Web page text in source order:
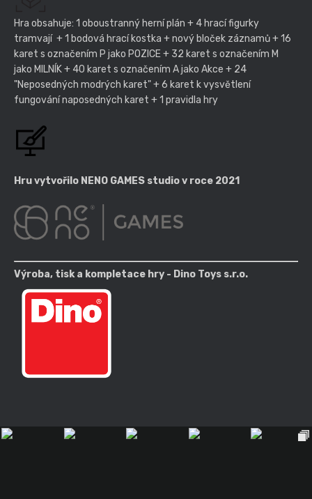
Hra obsahuje: 1 oboustranný herní plán + 4 hrací figurky
tramvají + 1 bodová hrací kostka + nový bloček záznamů + 16
karet s označením P jako POZICE + 32 karet s označením M
jako MILNÍK + 40 karet s označením A jako Akce + 24
"Neposedných modrých karet" + 6 karet k vysvětlení
fungování naposedných karet + 1 pravidla hry
Hru vytvořilo NENO GAMES studio v roce 2021
Výroba, tisk a kompletace hry - Dino Toys s.r.o.